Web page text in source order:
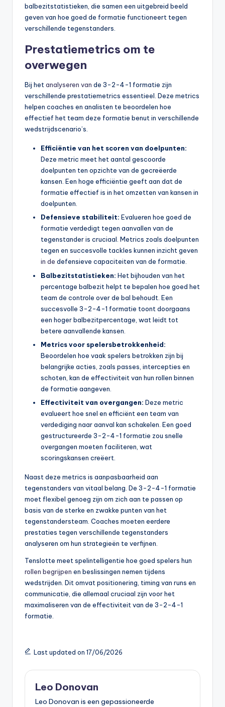
balbezitstatistieken, die samen een uitgebreid beeld
geven van hoe goed de formatie functioneert tegen
verschillende tegenstanders.
Prestatiemetrics om te
overwegen
Bij hetanalyseren van de 3-2-4-1 formatie zijn
verschillende prestatiemetrics essentieel. Deze metrics
helpen coaches en analisten te beoordelen hoe
effectief het team deze formatie benut in verschillende
wedstrijdscenario’s.
Efficiëntie van het scoren van doelpunten:
Deze metric meet het aantal gescoorde
doelpunten ten opzichte van de gecreëerde
kansen. Een hoge efficiëntie geeft aan dat de
formatie effectief is in het omzetten van kansen in
doelpunten.
Defensieve stabiliteit: Evalueren hoe goed de
formatie verdedigt tegen aanvallen van de
tegenstander is cruciaal. Metrics zoals doelpunten
tegen en succesvolle tackles kunnen inzicht geven
in de defensieve capaciteiten van de formatie.
Balbezitstatistieken: Het bijhouden van het
percentage balbezit helpt te bepalen hoe goed het
team de controle over de bal behoudt. Een
succesvolle 3-2-4-1 formatie toont doorgaans
een hoger balbezitpercentage, wat leidt tot
betere aanvallende kansen.
Metrics voor spelersbetrokkenheid:
Beoordelen hoe vaak spelers betrokken zijn bij
belangrijke acties, zoals passes, intercepties en
schoten, kan de effectiviteit van hun rollen binnen
de formatie aangeven.
Effectiviteit van overgangen: Deze metric
evalueert hoe snel en efficiënt een team van
verdediging naar aanval kan schakelen. Een goed
gestructureerde 3-2-4-1 formatie zou snelle
overgangen moeten faciliteren, wat
scoringskansen creëert.
Naast deze metrics is aanpasbaarheid aan
tegenstanders van vitaal belang. De 3-2-4-1 formatie
moet flexibel genoeg zijn om zich aan te passen op
basis van de sterke en zwakke punten van het
tegenstandersteam. Coaches moeten eerdere
prestaties tegen verschillende tegenstanders
analyseren om hun strategieën te verfijnen.
Tenslotte meet spelintelligentie hoe goed spelers hun
rollen begrijpen en beslissingen nemen tijdens
wedstrijden. Dit omvat positionering, timing van runs en
communicatie, die allemaal cruciaal zijn voor het
maximaliseren van de effectiviteit van de 3-2-4-1
formatie.
Last updated on 17/06/2026
Leo Donovan
Leo Donovan is een gepassioneerde